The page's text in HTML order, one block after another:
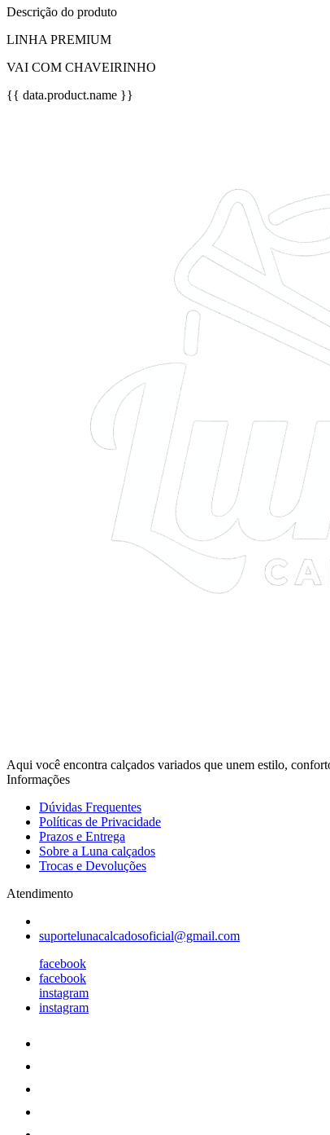
Descrição do produto
LINHA PREMIUM
VAI COM CHAVEIRINHO
{{ data.product.name }}
Aqui você encontra calçados variados que unem estilo,
Informações
Dúvidas Frequentes
Políticas de Privacidade
Prazos e Entrega
Sobre a Luna calçados
Trocas e Devoluções
Atendimento
suportelunacalcadosoficial@gmail.com
facebook
facebook
instagram
instagram